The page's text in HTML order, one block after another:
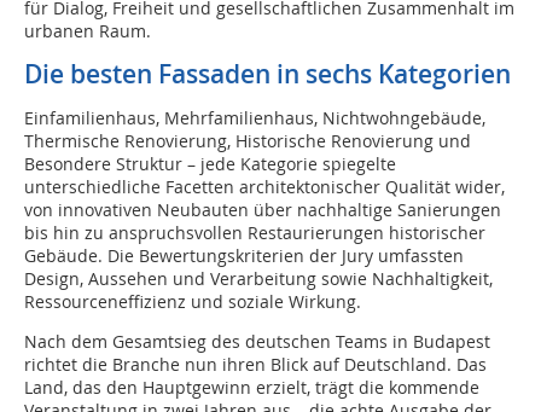
für Dialog, Freiheit und gesellschaftlichen Zusammenhalt im
urbanen Raum.
Die besten Fassaden in sechs Kategorien
Einfamilienhaus, Mehrfamilienhaus, Nichtwohngebäude,
Thermische Renovierung, Historische Renovierung und
Besondere Struktur – jede Kategorie spiegelte
unterschiedliche Facetten architektonischer Qualität wider,
von innovativen Neubauten über nachhaltige Sanierungen
bis hin zu anspruchsvollen Restaurierungen historischer
Gebäude. Die Bewertungskriterien der Jury umfassten
Design, Aussehen und Verarbeitung sowie Nachhaltigkeit,
Ressourceneffizienz und soziale Wirkung.
Nach dem Gesamtsieg des deutschen Teams in Budapest
richtet die Branche nun ihren Blick auf Deutschland. Das
Land, das den Hauptgewinn erzielt, trägt die kommende